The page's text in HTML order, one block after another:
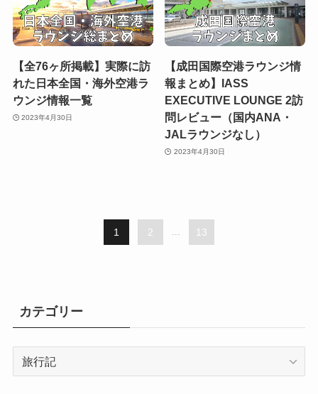
【全76ヶ所掲載】実際に訪
れた日本全国・海外空港ラ
ウンジ情報一覧
2023年4月30日
【成田国際空港ラウンジ情
報まとめ】IASS
EXECUTIVE LOUNGE 2訪
問レビュー（国内ANA・
JALラウンジなし）
2023年4月30日
1 2 ... 13
カテゴリー